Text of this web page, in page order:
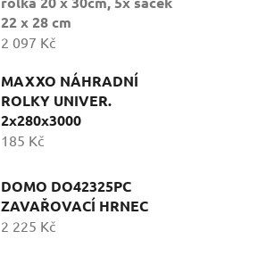
22 x 28 cm
2 097 Kč
MAXXO NÁHRADNÍ
ROLKY UNIVER.
2x280x3000
185 Kč
DOMO DO42325PC
ZAVAŘOVACÍ HRNEC
2 225 Kč